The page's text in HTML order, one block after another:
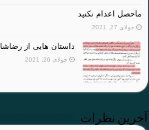
ماحصل اعدام نکنید
جولای 27, 2021
داستان هایی از
جولای 26, 2021
آخرین نظرات